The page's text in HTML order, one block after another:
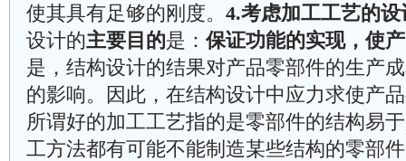
使其具有足够的刚度。 4.考虑加工工艺的设
设计的主要目的是： 保证功能的实现，使
是，结构设计的结果对产品零部件的生产
的影响。因此，在结构设计中应力求使产
所谓好的加工工艺指的是零部件的结构易
工方法都有可能不能制造某些结构的零部